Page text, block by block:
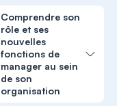
Comprendre son
rôle et ses
nouvelles
fonctions de
manager au sein
de son
organisation